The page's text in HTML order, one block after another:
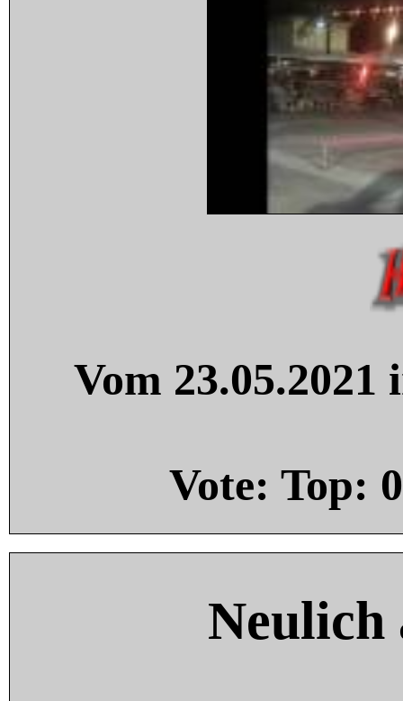
Vom
Vote: Top: 0
Neulich